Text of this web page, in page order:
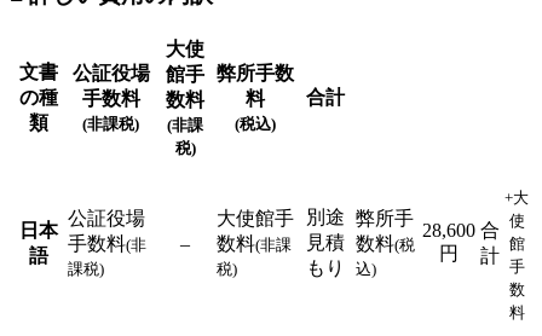
文書
の種
類
公証役場
手数料
(非課税)
大使
館手
数料
(非課
税)
弊所手数
料
(税込)
合計
日本
語
公証役場
手数料(非
課税)
–
大使館手
数料(非課
税)
別途
見積
もり
弊所手
数料(税
込)
28,600
円
合
計
+大
使
館
手
数
料